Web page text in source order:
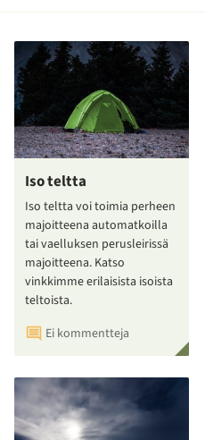
Iso teltta
Iso teltta voi toimia perheen
majoitteena automatkoilla
tai vaelluksen perusleirissä
majoitteena. Katso
vinkkimme erilaisista isoista
teltoista.
Ei kommentteja